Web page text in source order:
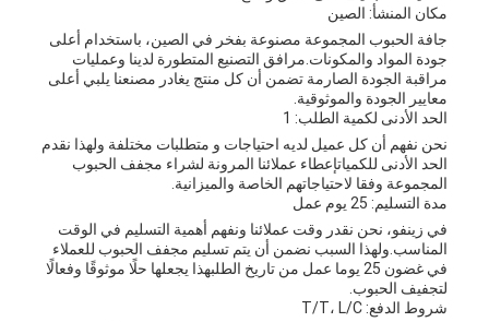
مكان المنشأ: الصين
جافة الحبوب المجموعة مصنوعة بفخر في الصين، باستخدام أعلى
جودة المواد والمكونات.مرافق التصنيع المتطورة لدينا وعمليات
مراقبة الجودة الصارمة تضمن أن كل منتج يغادر مصنعنا يلبي أعلى
معايير الجودة والموثوقية.
الحد الأدنى لكمية الطلب: 1
نحن نفهم أن كل عميل لديه احتياجات و متطلبات مختلفة ولهذا نقدم
الحد الأدنى للكمياتإعطاء عملائنا المرونة لشراء مجفف الحبوب
المجموعة وفقا لاحتياجاتهم الخاصة والميزانية.
مدة التسليم: 25 يوم عمل
في زينفو، نحن نقدر وقت عملائنا ونفهم أهمية التسليم في الوقت
المناسب.ولهذا السبب نضمن أن يتم تسليم مجفف الحبوب للعملاء
في غضون 25 يوما عمل من تاريخ الطلبهذا يجعلها حلًا موثوقًا وفعالًا
لتجفيف الحبوب.
شروط الدفع: T/T، L/C